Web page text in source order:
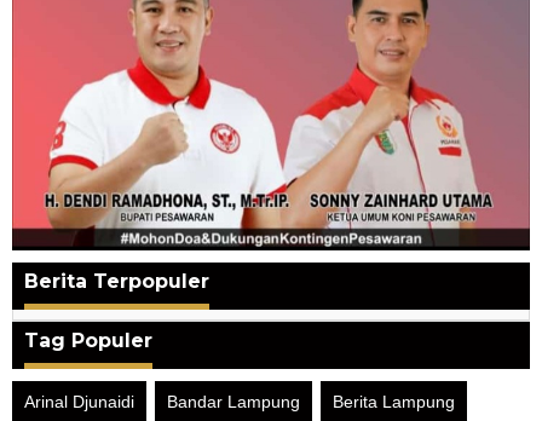
Berita Terpopuler
Tag Populer
Arinal Djunaidi Bandar Lampung Berita Lampung